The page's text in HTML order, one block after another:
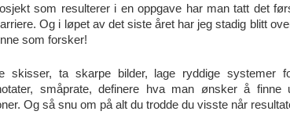
som resulterer i en oppgave har man tatt det
Og i løpet av det siste året har jeg stadig blitt
som forsker!
skisser, ta skarpe bilder, lage ryddige systemer
småprate, definere hva man ønsker å finne
Og så snu om på alt du trodde du visste når